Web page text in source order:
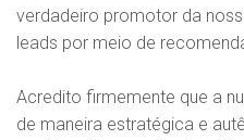
verdadeiro promotor da
leads por meio de
Acredito firmemente que a
de maneira estratégica e